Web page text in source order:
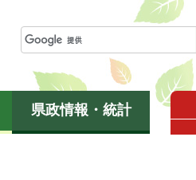
県政情報・統計